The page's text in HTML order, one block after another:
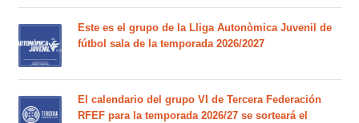
Este es el grupo de la Lliga Autonòmica Juvenil de
fútbol sala de la temporada 2026/2027
El calendario del grupo VI de Tercera Federación
RFEF para la temporada 2026/27 se sorteará el